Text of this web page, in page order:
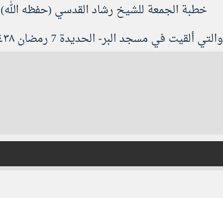
خطبة الجمعة للشيخ رشاد القدسي (حفظه الله)
والتي ألقيت في مسجد البر- الحديدة 7 رمضان ١٤٣٨ه‍.